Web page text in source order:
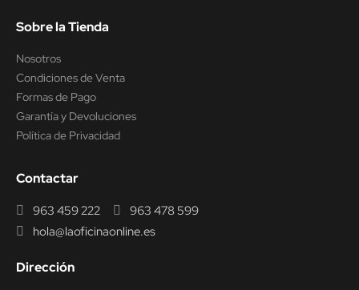
Sobre la Tienda
Nosotros
Condiciones de Venta
Formas de Pago
Garantía y Devoluciones
Política de Privacidad
Contactar
963 459 222
963 478 599
hola@laoficinaonline.es
Dirección